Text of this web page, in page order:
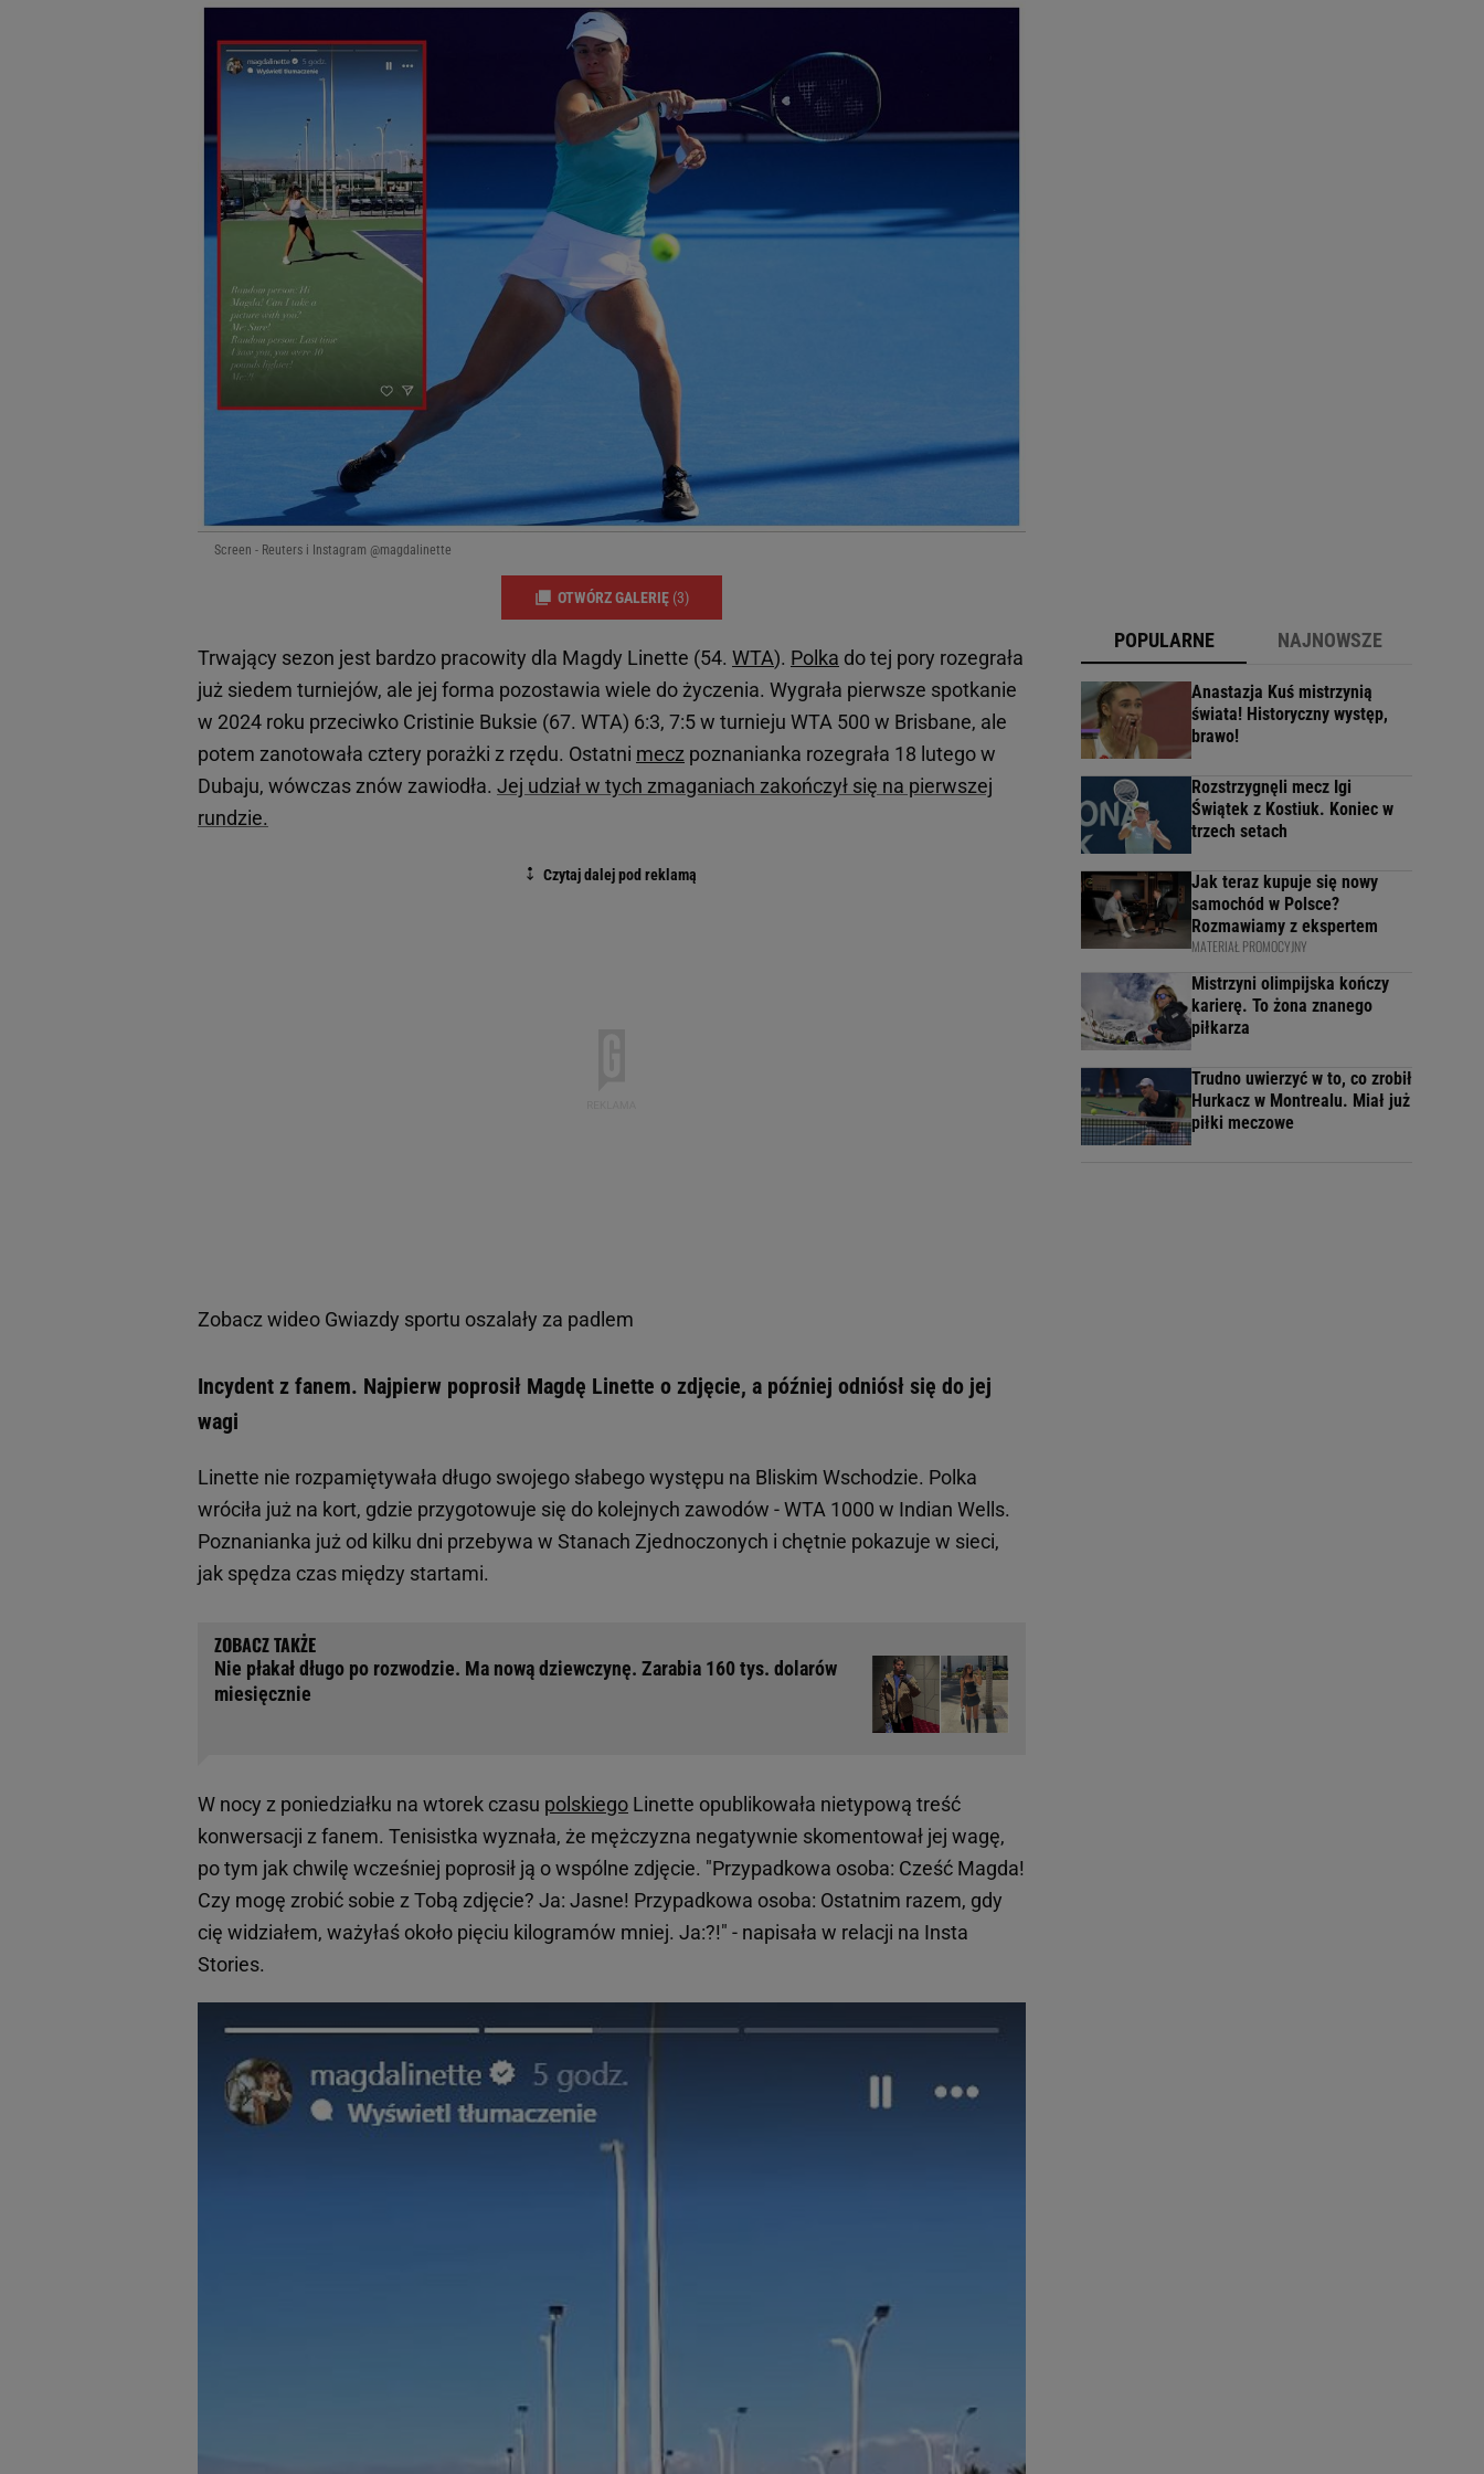
Screen - Reuters i Instagram @magdalinette
OTWÓRZ GALERIĘ (3)
Trwający sezon jest bardzo pracowity dla Magdy Linette (54. WTA). Polka do tej pory rozegrała
już siedem turniejów, ale jej forma pozostawia wiele do życzenia. Wygrała pierwsze spotkanie
w 2024 roku przeciwko Cristinie Buksie (67. WTA) 6:3, 7:5 w turnieju WTA 500 w Brisbane, ale
potem zanotowała cztery porażki z rzędu. Ostatni mecz poznanianka rozegrała 18 lutego w
Dubaju, wówczas znów zawiodła. Jej udział w tych zmaganiach zakończył się na pierwszej
rundzie.
Zobacz wideo Gwiazdy sportu oszalały za padlem
Incydent z fanem. Najpierw poprosił Magdę Linette o zdjęcie, a później odniósł się do jej
wagi
Linette nie rozpamiętywała długo swojego słabego występu na Bliskim Wschodzie. Polka
wróciła już na kort, gdzie przygotowuje się do kolejnych zawodów - WTA 1000 w Indian Wells.
Poznanianka już od kilku dni przebywa w Stanach Zjednoczonych i chętnie pokazuje w sieci,
jak spędza czas między startami.
Nie płakał długo po rozwodzie. Ma nową dziewczynę. Zarabia 160 tys. dolarów
miesięcznie
W nocy z poniedziałku na wtorek czasu polskiego Linette opublikowała nietypową treść
konwersacji z fanem. Tenisistka wyznała, że mężczyzna negatywnie skomentował jej wagę,
po tym jak chwilę wcześniej poprosił ją o wspólne zdjęcie. "Przypadkowa osoba: Cześć Magda!
Czy mogę zrobić sobie z Tobą zdjęcie? Ja: Jasne! Przypadkowa osoba: Ostatnim razem, gdy
cię widziałem, ważyłaś około pięciu kilogramów mniej. Ja:?!" - napisała w relacji na Insta
Stories.
POPULARNE NAJNOWSZE
Anastazja Kuś mistrzynią
świata! Historyczny występ,
brawo!
Rozstrzygnęli mecz Igi
Świątek z Kostiuk. Koniec w
trzech setach
Jak teraz kupuje się nowy
samochód w Polsce?
Rozmawiamy z ekspertem
MATERIAŁ PROMOCYJNY
Mistrzyni olimpijska kończy
karierę. To żona znanego
piłkarza
Trudno uwierzyć w to, co zrobił
Hurkacz w Montrealu. Miał już
piłki meczowe